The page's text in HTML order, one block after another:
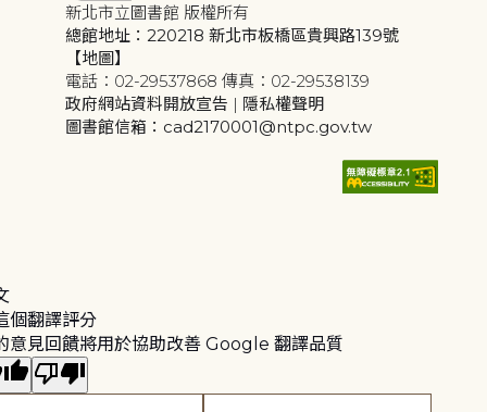
新北市立圖書館 版權所有
總館地址：220218 新北市板橋區貴興路139號
【地圖】
電話：02-29537868 傳真：02-29538139
政府網站資料開放宣告 | 隱私權聲明
圖書館信箱：cad2170001@ntpc.gov.tw
個翻譯評分
意見回饋將用於協助改善 Google 翻譯品質